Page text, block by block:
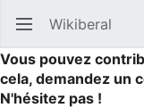
Ouvrir le menu principal Wikiberal
Vous pouvez
cela, demandez un
N'hésitez pas !